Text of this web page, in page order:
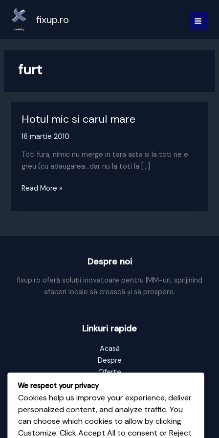
content
fixup.ro
furt
Hotul mic si carul mare
16 martie 2010
Toti fura, nimic nu merge in tara asta si la toti ne e
greu (cu adaugarea…dar nu la toti la […]
Hotul
Read More »
Despre noi
fixup.ro oferă soluții inovatoare pentru IMM-uri, sprijinind
afaceri locale să crească și să prospere.
Linkuri rapide
Acasă
Despre
Oferte
Portofoliu
Blog
Contact
We respect your privacy
Cookies help us improve your experience, deliver
personalized content, and analyze traffic. You
can choose which cookies to allow by clicking
Customize. Click Accept All to consent or Reject